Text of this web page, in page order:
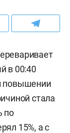
в 00:40
повышении
стала
по
15%, а с